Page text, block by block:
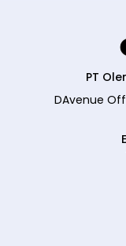
PT
DAvenue